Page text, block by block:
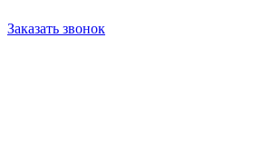
Заказать звонок